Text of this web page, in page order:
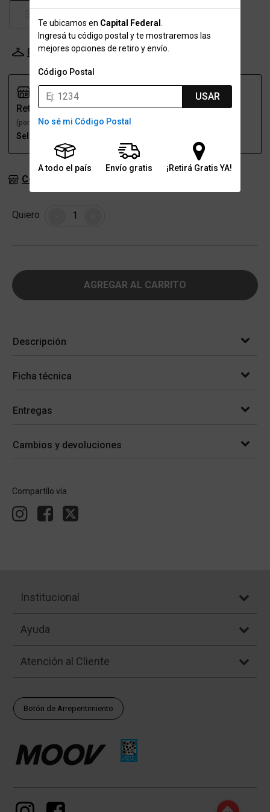
Te ubicamos en Capital Federal
Ingresá tu código postal y te mostraremos las
mejores opciones de retiro y envío.
Código Postal
USAR
No sé mi Código Postal
A todo el país Envío gratis ¡Retirá Gratis YA!
Probador Virtual Tabla de talles
Retiro
(por una sucursal)
Seleccioná talle
Envío
Consultar stock en sucursales
Quiero Cantidad
AGREGAR AL CARRITO
Descripción
Ficha técnica
Entregas
Cambios y devoluciones
Compartílo vía
Institucional
Ayuda
Atención al Cliente
Botón de Arrepentimiento